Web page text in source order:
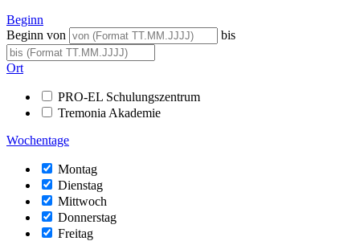
Beginn
Beginn von
bis
Ort
PRO-EL Schulungszentrum
Tremonia Akademie
Wochentage
Montag
Dienstag
Mittwoch
Donnerstag
Freitag